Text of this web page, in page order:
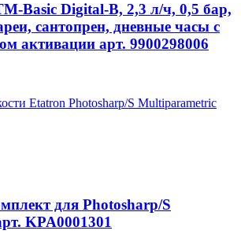
Basic Digital-B, 2,3 л/ч, 0,5 бар,
сантопрен, дневные часы с
активации арт. 9900298006
для Photosharp/S
KPA0001301